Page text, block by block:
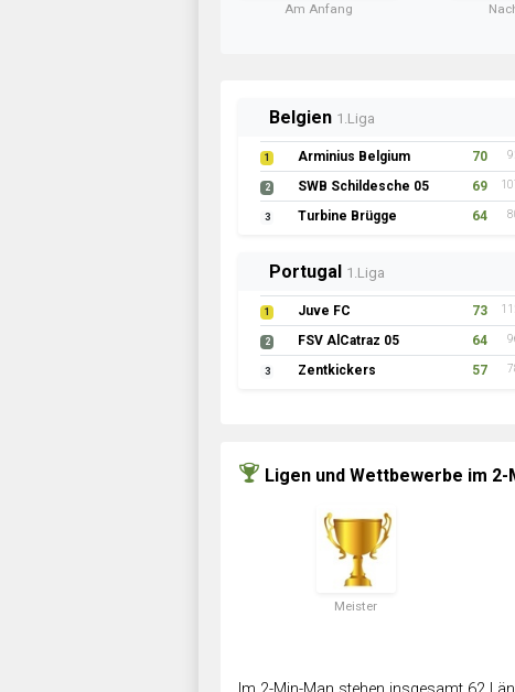
Am Anfang
Belgien 1.Liga
1 Arminius Belgium 70
2 SWB Schildesche 05 69
3 Turbine Brügge 64
Portugal 1.Liga
1 Juve FC 73
2 FSV AlCatraz 05 64
3 Zentkickers 57
Ligen und Wettbewerbe im 2-
Meister